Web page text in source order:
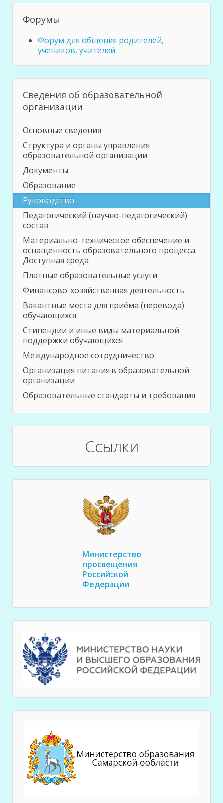
Форумы
Форум для общения родителей,
учеников, учителей
Сведения об образовательной
организации
Основные сведения
Структура и органы управления
образовательной организации
Документы
Образование
Руководство
Педагогический (научно-педагогический)
состав
Материально-техническое обеспечение и
оснащенность образовательного процесса.
Доступная среда
Платные образовательные услуги
Финансово-хозяйственная деятельность
Вакантные места для приёма (перевода)
обучающихся
Стипендии и иные виды материальной
поддержки обучающихся
Международное сотрудничество
Организация питания в образовательной
организации
Образовательные стандарты и требования
Ссылки
Министерство
просвещения
Российской
Федерации